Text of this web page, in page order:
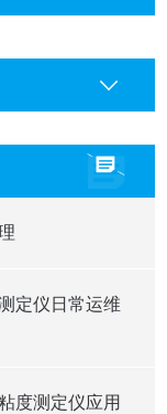
定仪日常运维
度测定仪应用